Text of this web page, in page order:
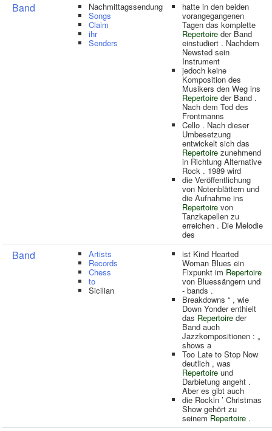
Band Nachmittagssendung
Songs
Claim
ihr
Senders
hatte in den beiden
vorangegangenen
Tagen das komplette
Repertoire der Band
einstudiert . Nachdem
Newsted sein
Instrument
jedoch keine
Komposition des
Musikers den Weg ins
Repertoire der Band .
Nach dem Tod des
Frontmanns
Cello . Nach dieser
Umbesetzung
entwickelt sich das
Repertoire zunehmend
in Richtung Alternative
Rock . 1989 wird
die Veröffentlichung
von Notenblättern und
die Aufnahme ins
Repertoire von
Tanzkapellen zu
erreichen . Die Melodie
des
Band Artists
Records
Chess
to
Sicilian
ist Kind Hearted
Woman Blues ein
Fixpunkt im Repertoire
von Bluessängern und
- bands .
Breakdowns “ , wie
Down Yonder enthielt
das Repertoire der
Band auch
Jazzkompositionen : „
shows a
Too Late to Stop Now
deutlich , was
Repertoire und
Darbietung angeht .
Aber es gibt auch
die Rockin ’ Christmas
Show gehört zu
seinem Repertoire .